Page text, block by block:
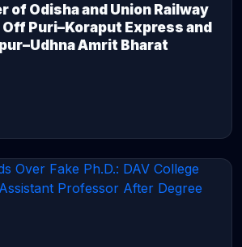
of Odisha and Union Railway
Puri–Koraput Express and
Amrit Bharat